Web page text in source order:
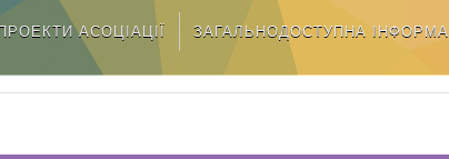
ПРОЕКТИ АСОЦІАЦІЇ ЗАГАЛЬНОДОСТУПНА